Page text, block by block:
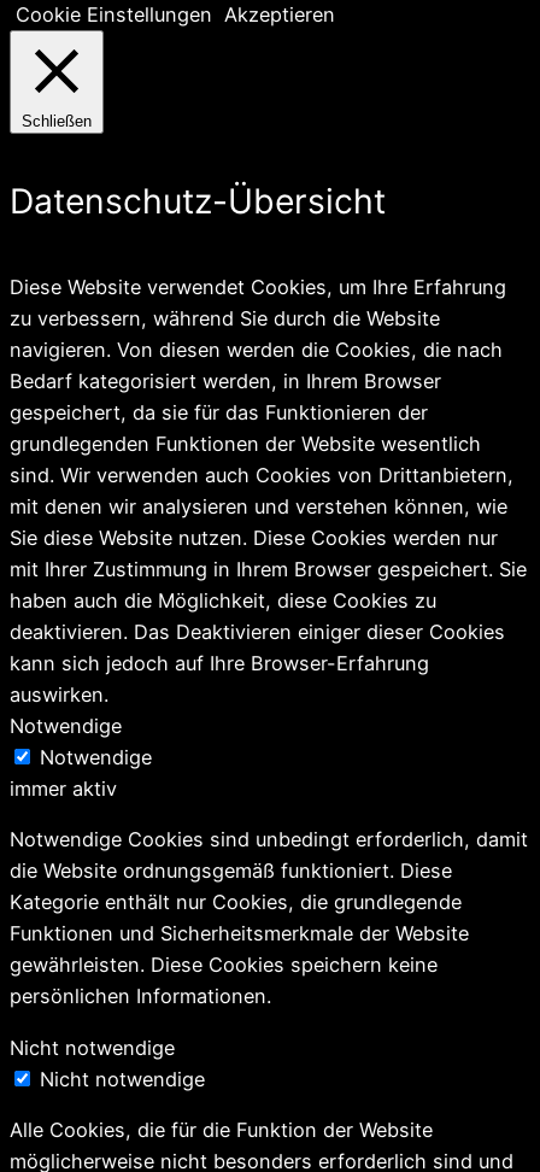
Cookie Einstellungen Akzeptieren
Schließen
Datenschutz-Übersicht
Diese Website verwendet Cookies, um Ihre Erfahrung
zu verbessern, während Sie durch die Website
navigieren. Von diesen werden die Cookies, die nach
Bedarf kategorisiert werden, in Ihrem Browser
gespeichert, da sie für das Funktionieren der
grundlegenden Funktionen der Website wesentlich
sind. Wir verwenden auch Cookies von Drittanbietern,
mit denen wir analysieren und verstehen können, wie
Sie diese Website nutzen. Diese Cookies werden nur
mit Ihrer Zustimmung in Ihrem Browser gespeichert. Sie
haben auch die Möglichkeit, diese Cookies zu
deaktivieren. Das Deaktivieren einiger dieser Cookies
kann sich jedoch auf Ihre Browser-Erfahrung
auswirken.
Notwendige
Notwendige
immer aktiv
Notwendige Cookies sind unbedingt erforderlich, damit
die Website ordnungsgemäß funktioniert. Diese
Kategorie enthält nur Cookies, die grundlegende
Funktionen und Sicherheitsmerkmale der Website
gewährleisten. Diese Cookies speichern keine
persönlichen Informationen.
Nicht notwendige
Nicht notwendige
Alle Cookies, die für die Funktion der Website
möglicherweise nicht besonders erforderlich sind und